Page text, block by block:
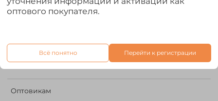
Оптовикам
it.forestriver@gmail.com
оптового покупателя.
Всё понятно Перейти к регистрации